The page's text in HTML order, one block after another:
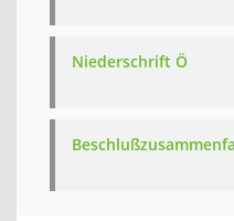
Niederschrift Ö